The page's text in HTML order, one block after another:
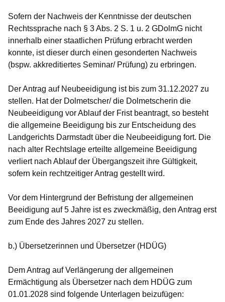
Sofern der Nachweis der Kenntnisse der deutschen
Rechtssprache nach § 3 Abs. 2 S. 1 u. 2 GDolmG nicht
innerhalb einer staatlichen Prüfung erbracht werden
konnte, ist dieser durch einen gesonderten Nachweis
(bspw. akkreditiertes Seminar/ Prüfung) zu erbringen.
Der Antrag auf Neubeeidigung ist bis zum 31.12.2027 zu
stellen. Hat der Dolmetscher/ die Dolmetscherin die
Neubeeidigung vor Ablauf der Frist beantragt, so besteht
die allgemeine Beeidigung bis zur Entscheidung des
Landgerichts Darmstadt über die Neubeeidigung fort. Die
nach alter Rechtslage erteilte allgemeine Beeidigung
verliert nach Ablauf der Übergangszeit ihre Gültigkeit,
sofern kein rechtzeitiger Antrag gestellt wird.
Vor dem Hintergrund der Befristung der allgemeinen
Beeidigung auf 5 Jahre ist es zweckmäßig, den Antrag erst
zum Ende des Jahres 2027 zu stellen.
b.) Übersetzerinnen und Übersetzer (HDÜG)
Dem Antrag auf Verlängerung der allgemeinen
Ermächtigung als Übersetzer nach dem HDÜG zum
01.01.2028 sind folgende Unterlagen beizufügen: